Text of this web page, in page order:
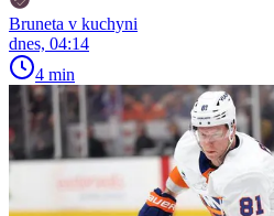
Bruneta v kuchyni
dnes, 04:14
4 min